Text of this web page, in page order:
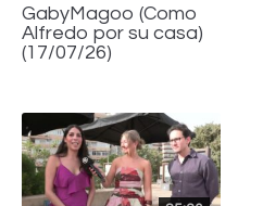
GabyMagoo (Como
Alfredo por su casa)
(17/07/26)